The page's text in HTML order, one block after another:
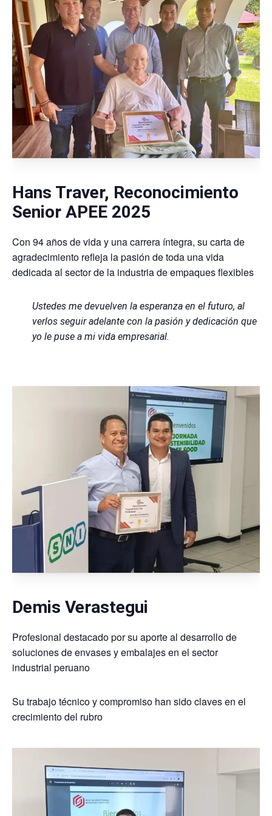
Hans Traver, Reconocimiento
Senior APEE 2025
Con 94 años de vida y una carrera íntegra, su carta de
agradecimiento refleja la pasión de toda una vida
dedicada al sector de la industria de empaques flexibles
Ustedes me devuelven la esperanza en el futuro, al
verlos seguir adelante con la pasión y dedicación que
yo le puse a mi vida empresarial.
Demis Verastegui
Profesional destacado por su aporte al desarrollo de
soluciones de envases y embalajes en el sector
industrial peruano
Su trabajo técnico y compromiso han sido claves en el
crecimiento del rubro